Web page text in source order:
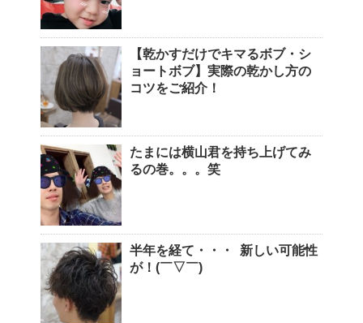
【乾かすだけでキマるボブ・シ
ョートボブ】実際の乾かし方の
コツをご紹介！
たまには横山君を持ち上げてみ
るの巻。。。笑
半年を経て・・・ 新しい可能性
が！(￣▽￣)